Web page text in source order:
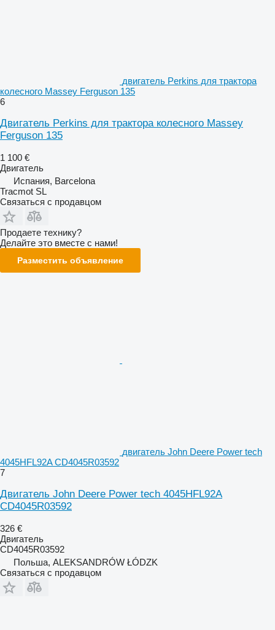
двигатель Perkins для трактора
колесного Massey Ferguson 135
6
Двигатель Perkins для трактора колесного Massey
Ferguson 135
1 100 €
Двигатель
Испания, Barcelona
Tracmot SL
Связаться с продавцом
Продаете технику?
Делайте это вместе с нами!
Разместить объявление
двигатель John Deere Power tech
4045HFL92A CD4045R03592
7
Двигатель John Deere Power tech 4045HFL92A
CD4045R03592
326 €
Двигатель
CD4045R03592
Польша, ALEKSANDRÓW ŁÓDZK
Связаться с продавцом